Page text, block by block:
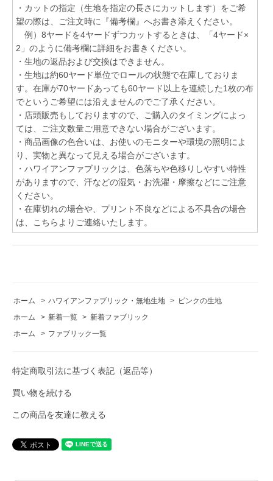
・カットの指定（生地を指定の長さにカットします）をご希
望の際は、ご注文時に『備考欄』へお書き添えください。
例）8ヤードを4ヤードずつカットするときは、「4ヤード×
2」のように備考欄に詳細をお書きください。
・生地の返品および交換はできません。
・生地は約60ヤード単位でロールの状態で在庫しておりま
す。在庫が70ヤードあっても60ヤード以上を連続した1枚の布
でというご希望には沿えませんのでご了承ください。
・店頭販売もしておりますので、ご購入のタイミングによっ
ては、ご注文数量ご用意できない場合がございます。
・商品画像の色合いは、お使いのモニターや環境の照明によ
り、実物と異なって見える場合がございます。
・ハワイアンファブリックは、色落ちや色移りしやすい特性
がありますので、汗などの湿気・お洗濯・摩擦などにご注意
ください。
・在庫切れの場合や、プリント不良などによる不具合の場合
は、こちらよりご連絡いたします。
ホーム > ハワイアンファブリック・無地生地 > ピンクの生地
ホーム
> 新着一覧 > 新着ファブリック
ホーム
> ファブリック一覧
特定商取引法に基づく表記（返品等）
買い物を続ける
この商品を友達に教える